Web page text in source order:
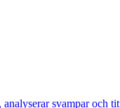
svampar och